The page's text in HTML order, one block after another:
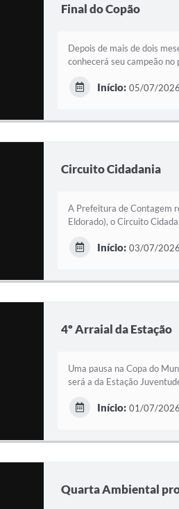
Final do Copão
Depois de mais de dois
conhecerá seu campeão
Início: 05/07/
Circuito Cidadania
A Prefeitura de Contagem
Eldorado), o Circuito
Início: 03/07/
4º Arraial da Estação
Uma pausa na Copa do
será a da Estação
Início: 01/07/
Quarta Ambiental